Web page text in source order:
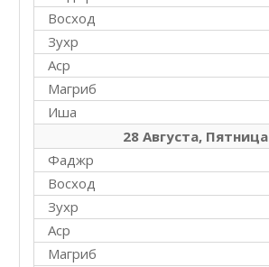
Восход
Зухр
Аср
Магриб
Иша
28 Августа, Пятница
Фаджр
Восход
Зухр
Аср
Магриб